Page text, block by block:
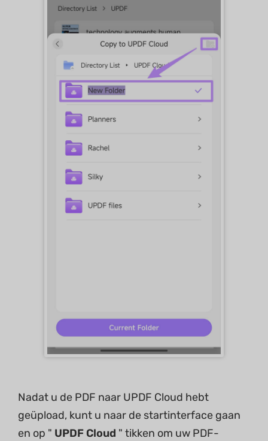
Nadat u de PDF naar UPDF Cloud hebt
geüpload, kunt u naar de startinterface gaan
en op " UPDF Cloud " tikken om uw PDF-